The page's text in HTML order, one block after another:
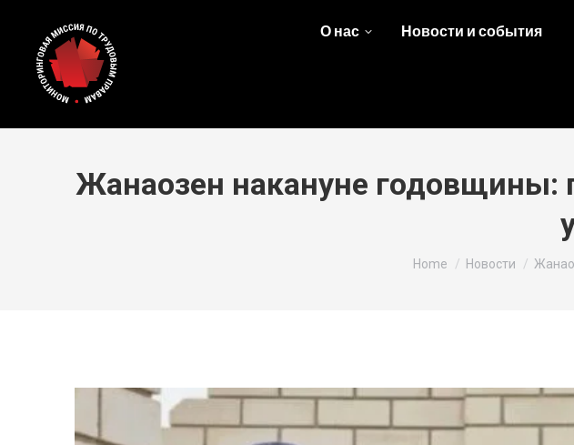
О нас Новости и события
Жанаозен накануне годовщины:
You are here:
Home Новости